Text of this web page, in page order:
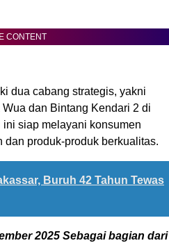
CONTENT
dua cabang strategis, yakni
dan Bintang Kendari 2 di
siap melayani konsumen
produk-produk berkualitas.
Buruh 42 Tahun Tewas
2025 Sebagai bagian dari